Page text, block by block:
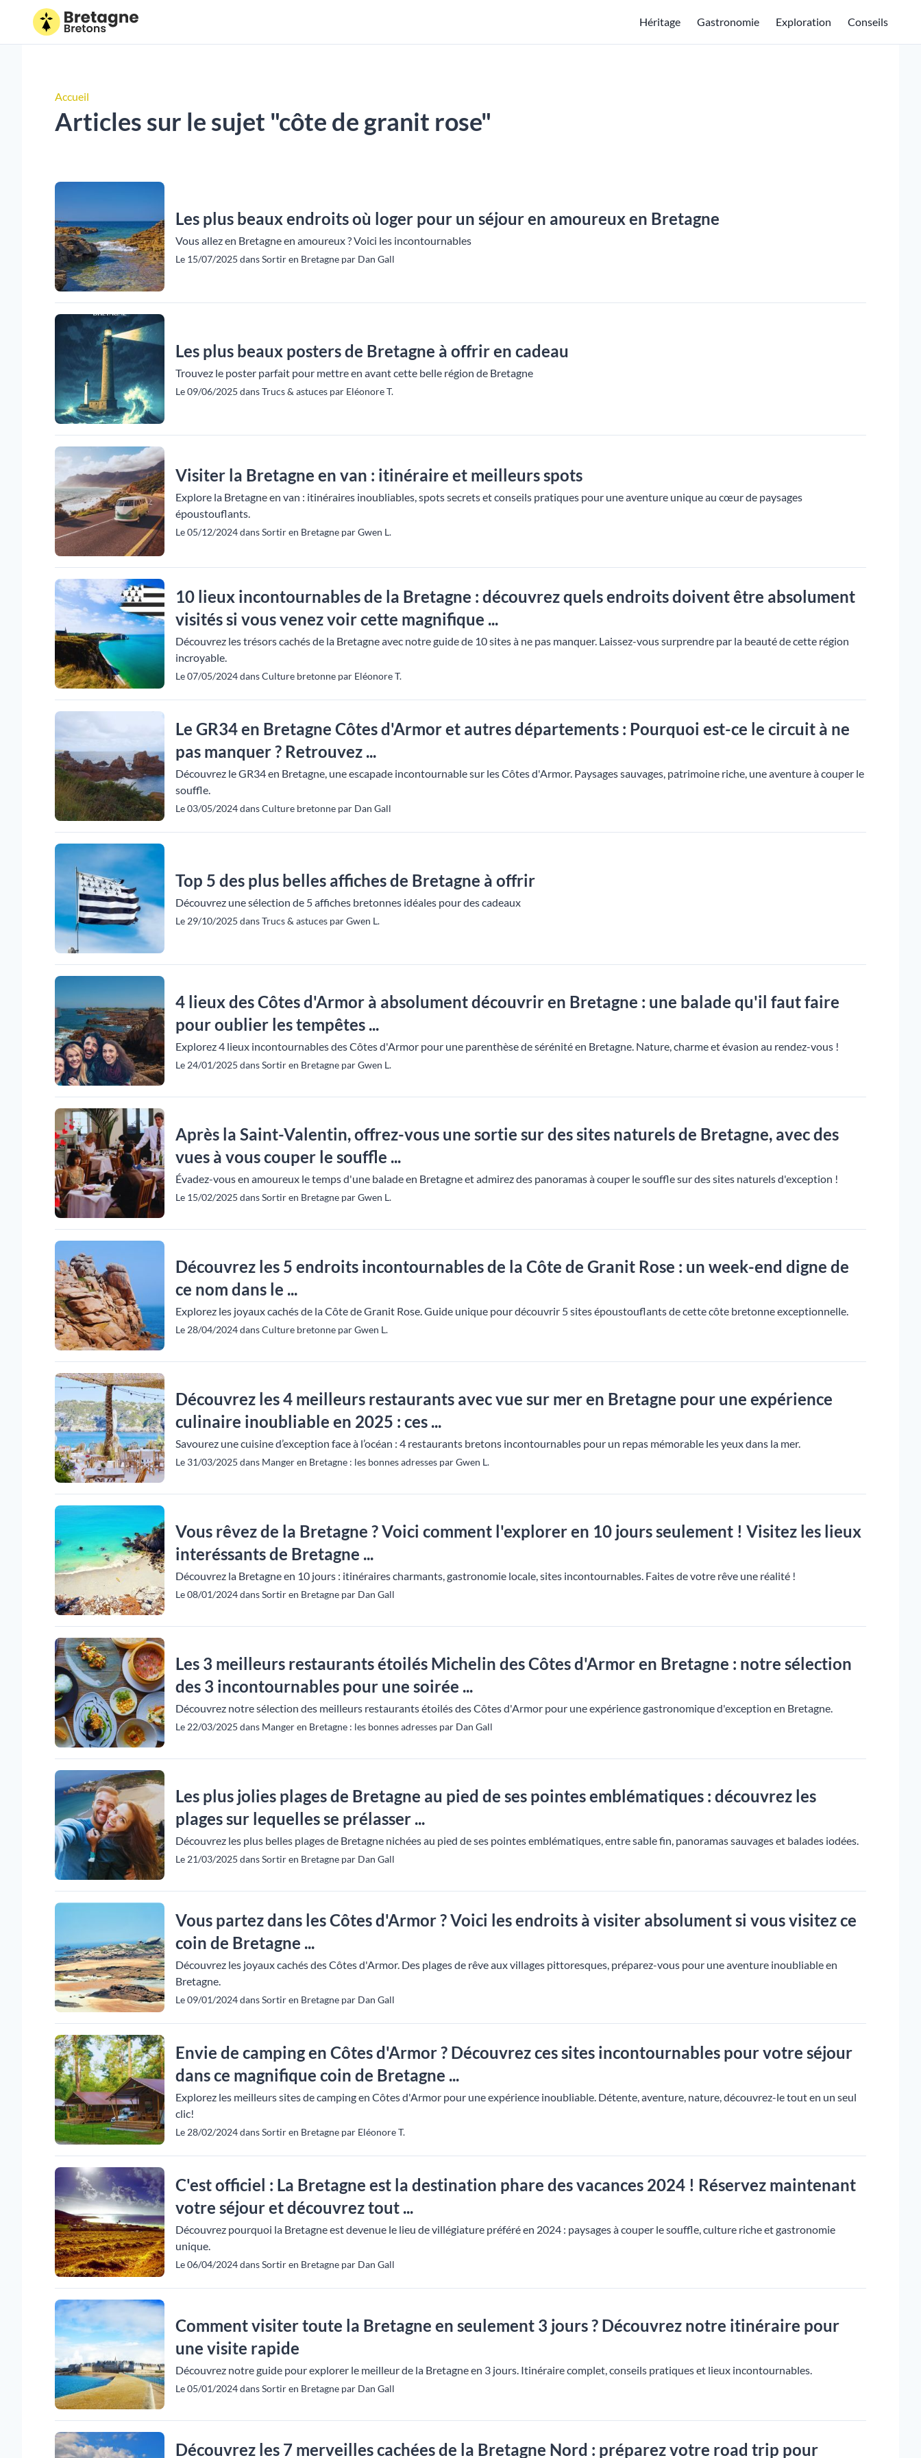
Héritage Gastronomie Exploration Conseils
Accueil
Articles sur le sujet "côte de granit rose"
Les plus beaux endroits où loger pour un séjour en amoureux en Bretagne
Vous allez en Bretagne en amoureux ? Voici les incontournables
Le 15/07/2025 dans Sortir en Bretagne par Dan Gall
Les plus beaux posters de Bretagne à offrir en cadeau
Trouvez le poster parfait pour mettre en avant cette belle région de Bretagne
Le 09/06/2025 dans Trucs & astuces par Eléonore T.
Visiter la Bretagne en van : itinéraire et meilleurs spots
Explore la Bretagne en van : itinéraires inoubliables, spots secrets et conseils pratiques pour une aventure unique au cœur de paysages
époustouflants.
Le 05/12/2024 dans Sortir en Bretagne par Gwen L.
10 lieux incontournables de la Bretagne : découvrez quels endroits doivent être absolument
visités si vous venez voir cette magnifique ...
Découvrez les trésors cachés de la Bretagne avec notre guide de 10 sites à ne pas manquer. Laissez-vous surprendre par la beauté de cette région
incroyable.
Le 07/05/2024 dans Culture bretonne par Eléonore T.
Le GR34 en Bretagne Côtes d'Armor et autres départements : Pourquoi est-ce le circuit à ne
pas manquer ? Retrouvez ...
Découvrez le GR34 en Bretagne, une escapade incontournable sur les Côtes d'Armor. Paysages sauvages, patrimoine riche, une aventure à couper le
souffle.
Le 03/05/2024 dans Culture bretonne par Dan Gall
Top 5 des plus belles affiches de Bretagne à offrir
Découvrez une sélection de 5 affiches bretonnes idéales pour des cadeaux
Le 29/10/2025 dans Trucs & astuces par Gwen L.
4 lieux des Côtes d'Armor à absolument découvrir en Bretagne : une balade qu'il faut faire
pour oublier les tempêtes ...
Explorez 4 lieux incontournables des Côtes d'Armor pour une parenthèse de sérénité en Bretagne. Nature, charme et évasion au rendez-vous !
Le 24/01/2025 dans Sortir en Bretagne par Gwen L.
Après la Saint-Valentin, offrez-vous une sortie sur des sites naturels de Bretagne, avec des
vues à vous couper le souffle ...
Évadez-vous en amoureux le temps d'une balade en Bretagne et admirez des panoramas à couper le souffle sur des sites naturels d'exception !
Le 15/02/2025 dans Sortir en Bretagne par Gwen L.
Découvrez les 5 endroits incontournables de la Côte de Granit Rose : un week-end digne de
ce nom dans le ...
Explorez les joyaux cachés de la Côte de Granit Rose. Guide unique pour découvrir 5 sites époustouflants de cette côte bretonne exceptionnelle.
Le 28/04/2024 dans Culture bretonne par Gwen L.
Découvrez les 4 meilleurs restaurants avec vue sur mer en Bretagne pour une expérience
culinaire inoubliable en 2025 : ces ...
Savourez une cuisine d’exception face à l’océan : 4 restaurants bretons incontournables pour un repas mémorable les yeux dans la mer.
Le 31/03/2025 dans Manger en Bretagne : les bonnes adresses par Gwen L.
Vous rêvez de la Bretagne ? Voici comment l'explorer en 10 jours seulement ! Visitez les lieux
interéssants de Bretagne ...
Découvrez la Bretagne en 10 jours : itinéraires charmants, gastronomie locale, sites incontournables. Faites de votre rêve une réalité !
Le 08/01/2024 dans Sortir en Bretagne par Dan Gall
Les 3 meilleurs restaurants étoilés Michelin des Côtes d'Armor en Bretagne : notre sélection
des 3 incontournables pour une soirée ...
Découvrez notre sélection des meilleurs restaurants étoilés des Côtes d'Armor pour une expérience gastronomique d'exception en Bretagne.
Le 22/03/2025 dans Manger en Bretagne : les bonnes adresses par Dan Gall
Les plus jolies plages de Bretagne au pied de ses pointes emblématiques : découvrez les
plages sur lequelles se prélasser ...
Découvrez les plus belles plages de Bretagne nichées au pied de ses pointes emblématiques, entre sable fin, panoramas sauvages et balades iodées.
Le 21/03/2025 dans Sortir en Bretagne par Dan Gall
Vous partez dans les Côtes d'Armor ? Voici les endroits à visiter absolument si vous visitez ce
coin de Bretagne ...
Découvrez les joyaux cachés des Côtes d'Armor. Des plages de rêve aux villages pittoresques, préparez-vous pour une aventure inoubliable en
Bretagne.
Le 09/01/2024 dans Sortir en Bretagne par Dan Gall
Envie de camping en Côtes d'Armor ? Découvrez ces sites incontournables pour votre séjour
dans ce magnifique coin de Bretagne ...
Explorez les meilleurs sites de camping en Côtes d'Armor pour une expérience inoubliable. Détente, aventure, nature, découvrez-le tout en un seul
clic!
Le 28/02/2024 dans Sortir en Bretagne par Eléonore T.
C'est officiel : La Bretagne est la destination phare des vacances 2024 ! Réservez maintenant
votre séjour et découvrez tout ...
Découvrez pourquoi la Bretagne est devenue le lieu de villégiature préféré en 2024 : paysages à couper le souffle, culture riche et gastronomie
unique.
Le 06/04/2024 dans Sortir en Bretagne par Dan Gall
Comment visiter toute la Bretagne en seulement 3 jours ? Découvrez notre itinéraire pour
une visite rapide
Découvrez notre guide pour explorer le meilleur de la Bretagne en 3 jours. Itinéraire complet, conseils pratiques et lieux incontournables.
Le 05/01/2024 dans Sortir en Bretagne par Dan Gall
Découvrez les 7 merveilles cachées de la Bretagne Nord : préparez votre road trip pour